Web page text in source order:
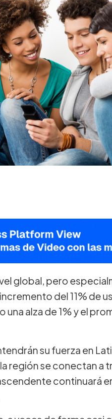
global, pero
del 11% de
alza de 1% y el
su fuerza en
región se conectan a
continuará